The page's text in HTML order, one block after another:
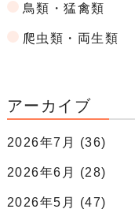
鳥類・猛禽類
爬虫類・両生類
アーカイブ
2026年7月 (36)
2026年6月 (28)
2026年5月 (47)